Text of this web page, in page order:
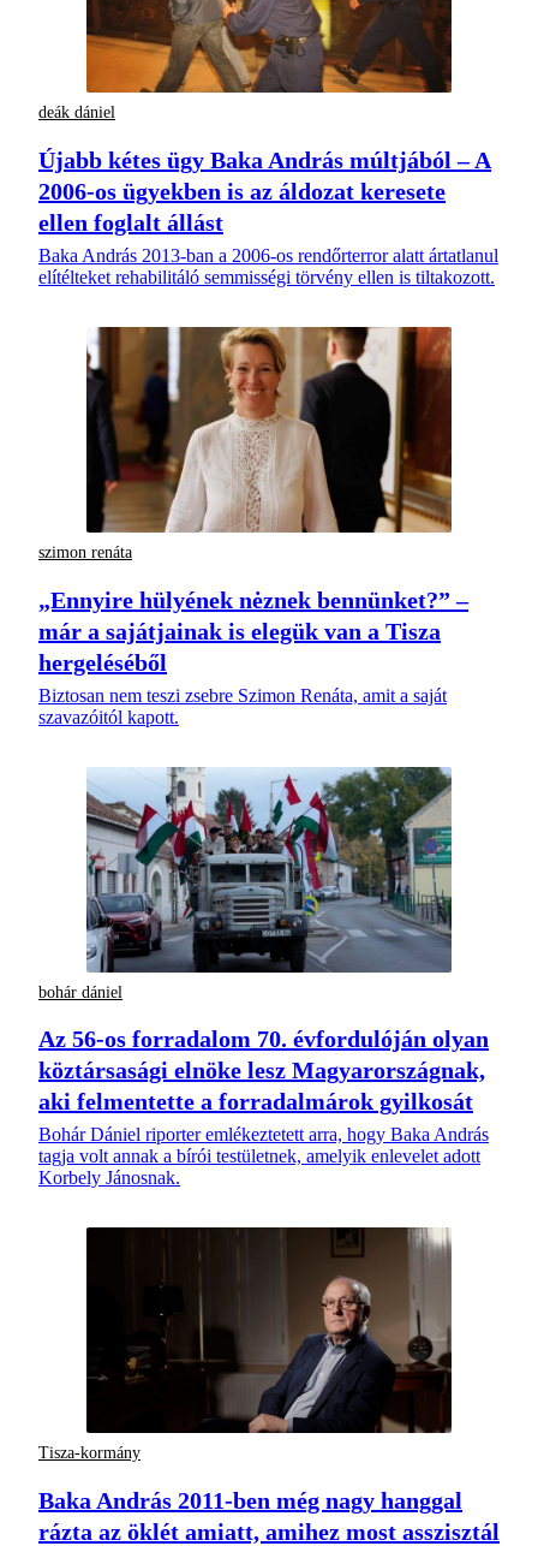
deák dániel
Újabb kétes ügy Baka András múltjából – A
2006-os ügyekben is az áldozat keresete
ellen foglalt állást
Baka András 2013-ban a 2006-os rendőrterror alatt ártatlanul
elítélteket rehabilitáló semmisségi törvény ellen is tiltakozott.
szimon renáta
„Ennyire hülyének nėznek bennünket?” –
már a sajátjainak is elegük van a Tisza
hergeléséből
Biztosan nem teszi zsebre Szimon Renáta, amit a saját
szavazóitól kapott.
bohár dániel
Az 56-os forradalom 70. évfordulóján olyan
köztársasági elnöke lesz Magyarországnak,
aki felmentette a forradalmárok gyilkosát
Bohár Dániel riporter emlékeztetett arra, hogy Baka András
tagja volt annak a bírói testületnek, amelyik enlevelet adott
Korbely Jánosnak.
Tisza-kormány
Baka András 2011-ben még nagy hanggal
rázta az öklét amiatt, amihez most asszisztál